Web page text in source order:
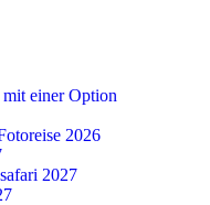
einer Option
2026
2027